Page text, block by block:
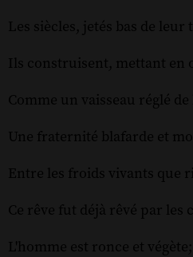
Les siècles, jetés bas de
Ils construisent, mettant en
Comme un vaisseau réglé de
Une fraternité blafarde et
Entre les froids vivants que
Ce rêve fut déjà rêvé par les
L'homme est ronce et